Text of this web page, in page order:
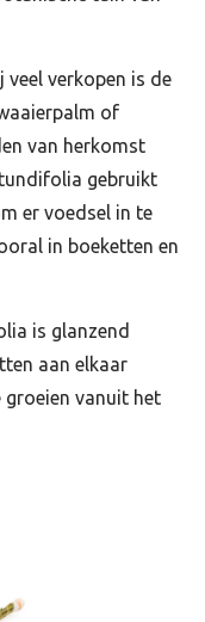
verkopen is de
of
van herkomst
gebruikt
er voedsel in te
in boeketten en
is glanzend
aan elkaar
groeien vanuit het